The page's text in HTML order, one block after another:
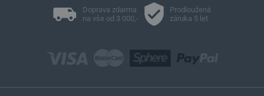
Doprava zdarma
na vše od 3 000,-
Prodloužená
záruka 5 let